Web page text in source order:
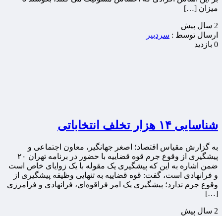
میزان […]
2 سال پيش
ارسال توسط : سردبیر
0 بازدید
شناسایی ۱۴ هزار تخلف انتخاباتی
به گزارش مقیاس اقتصاد؛ اصغر جهانگیر، معاون اجتماعی و
پیشگیری از وقوع جرم قوه قضاییه با حضور در برنامه تهران ۲۰
ضمن اشاره به این که پیشگیری یک مقوله با یک زوایای خاص است
و فرانهادی است، گفت: قوه قضاییه به تنهایی وظیفه پیشگیری از
وقوع جرم ندارد؛ پیشگیری یک امر فراقوه‌ای، فرانهادی و فرامرزی
[…]
2 سال پيش